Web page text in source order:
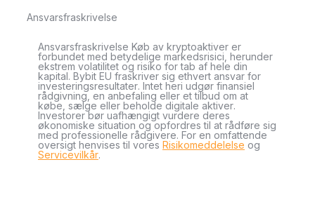
Ansvarsfraskrivelse
Ansvarsfraskrivelse Køb av kryptoaktiver er
forbundet med betydelige markedsrisici, herunder
ekstrem volatilitet og risiko for tab af hele din
kapital. Bybit EU fraskriver sig ethvert ansvar for
investeringsresultater. Intet heri udgør finansiel
rådgivning, en anbefaling eller et tilbud om at
købe, sælge eller beholde digitale aktiver.
Investorer bør uafhængigt vurdere deres
økonomiske situation og opfordres til at rådføre sig
med professionelle rådgivere. For en omfattende
oversigt henvises til vores Risikomeddelelse og
Servicevilkår.